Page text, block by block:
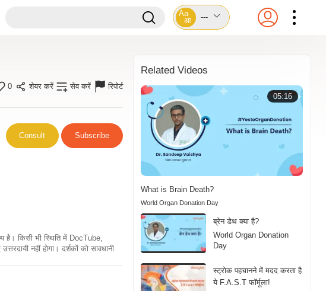
Aa
आ
---
0 शेयर करें सेव करें रिपोर्ट
Consult Subscribe
है। किसी भी स्थिति में DocTube,
नहीं होगा। दर्शकों को सावधानी
Related Videos
05:16
What is Brain Death?
World Organ Donation Day
ब्रेन डेथ क्या है?
World Organ Donation
Day
स्ट्रोक पहचानने में मदद करता है
ये F.A.S.T फॉर्मूला!